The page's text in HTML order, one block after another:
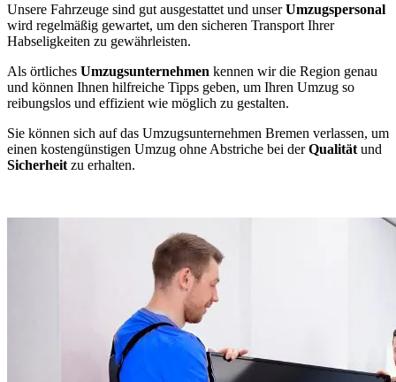
Unsere Fahrzeuge sind gut ausgestattet und unserUmzugspersonal
wird regelmäßig gewartet, um den sicheren Transport Ihrer
Habseligkeiten zu gewährleisten.
Als örtliches Umzugsunternehmen kennen wir die Region genau
und können Ihnen hilfreiche Tipps geben, um Ihren Umzug so
reibungslos und effizient wie möglich zu gestalten.
Sie können sich auf das Umzugsunternehmen Bremen verlassen, um
einen kostengünstigen Umzug ohne Abstriche bei derQualität und
Sicherheit zu erhalten.